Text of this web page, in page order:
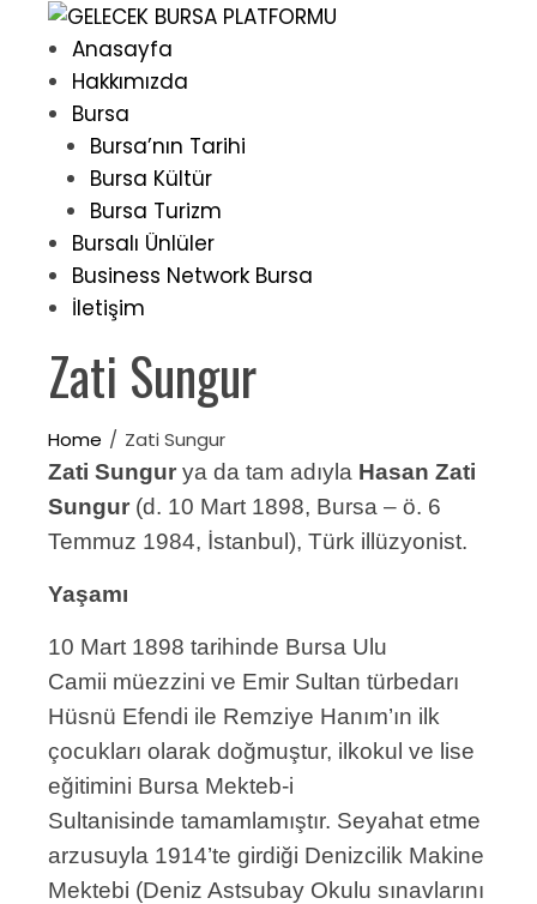
content
Anasayfa
Hakkımızda
Bursa
Bursa’nın Tarihi
Bursa Kültür
Bursa Turizm
Bursalı Ünlüler
Business Network Bursa
İletişim
Zati Sungur
Home
Zati Sungur
Zati Sungur ya da tam adıyla Hasan Zati
Sungur (d. 10 Mart 1898, Bursa – ö. 6
Temmuz 1984, İstanbul), Türk illüzyonist.
Yaşamı
10 Mart 1898 tarihinde Bursa Ulu
Camii müezzini ve Emir Sultan türbedarı
Hüsnü Efendi ile Remziye Hanım’ın ilk
çocukları olarak doğmuştur, ilkokul ve lise
eğitimini Bursa Mekteb-i
Sultanisinde tamamlamıştır. Seyahat etme
arzusuyla 1914’te girdiği Denizcilik Makine
Mektebi (Deniz Astsubay Okulu sınavlarını